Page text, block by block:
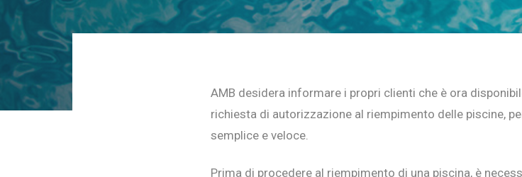
AMB desidera informare i propri clienti che è ora
richiesta di autorizzazione al riempimento delle piscine,
semplice e veloce.
Prima di procedere al riempimento di una piscina, è